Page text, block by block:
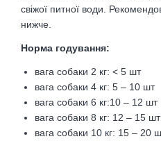
свіжої питної води.
нижче.
Норма годування:
вага собаки 2 кг: < 5 шт
вага собаки 4 кг: 5 – 10 шт
вага собаки 6 кг:10 – 12 шт
вага собаки 8 кг: 12 – 15 шт
вага собаки 10 кг: 15 – 20